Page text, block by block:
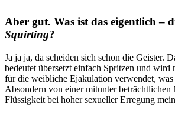
Aber gut. Was ist das eigentlich –
Squirting?
Ja ja ja, da scheiden sich schon die Geister.
bedeutet übersetzt einfach Spritzen und
für die weibliche Ejakulation verwendet, was
Absondern von einer mitunter beträchtlichen
Flüssigkeit bei hoher sexueller Erregung